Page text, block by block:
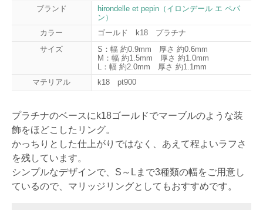
ブランド
hirondelle et pepin（イロンデール エ ペパ
ン）
カラー
ゴールド k18 プラチナ
サイズ
S：幅 約0.9mm 厚さ 約0.6mm
M：幅 約1.5mm 厚さ 約1.0mm
L：幅 約2.0mm 厚さ 約1.1mm
マテリアル
k18 pt900
プラチナのベースにk18ゴールドでマーブルのような装
飾をほどこしたリング。
かっちりとした仕上がりではなく、あえて程よいラフさ
を残しています。
シンプルなデザインで、S～Lまで3種類の幅をご用意し
ているので、マリッジリングとしてもおすすめです。